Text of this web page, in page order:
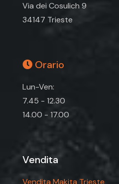
Via dei Cosulich 9
34147 Trieste
Orario
Lun-Ven:
7.45 - 12.30
14.00 - 17.00
Vendita
Vendita Makita Trieste